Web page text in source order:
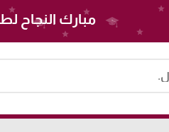
مبارك النجاح